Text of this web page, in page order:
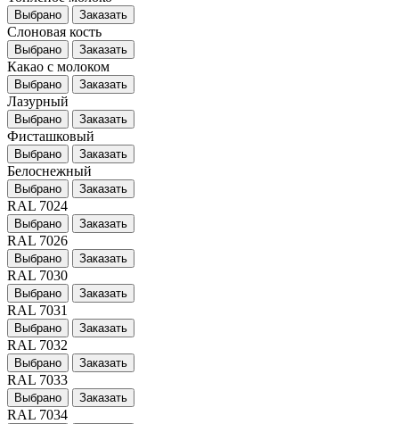
Выбрано Заказать
Слоновая кость
Выбрано Заказать
Какао с молоком
Выбрано Заказать
Лазурный
Выбрано Заказать
Фисташковый
Выбрано Заказать
Белоснежный
Выбрано Заказать
RAL 7024
Выбрано Заказать
RAL 7026
Выбрано Заказать
RAL 7030
Выбрано Заказать
RAL 7031
Выбрано Заказать
RAL 7032
Выбрано Заказать
RAL 7033
Выбрано Заказать
RAL 7034